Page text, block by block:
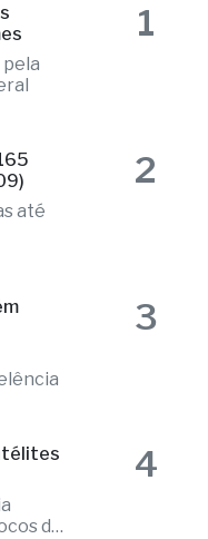
1
até
2
3
de
4